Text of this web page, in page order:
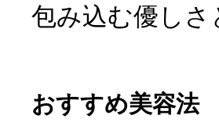
包み込む優し
おすすめ美容法